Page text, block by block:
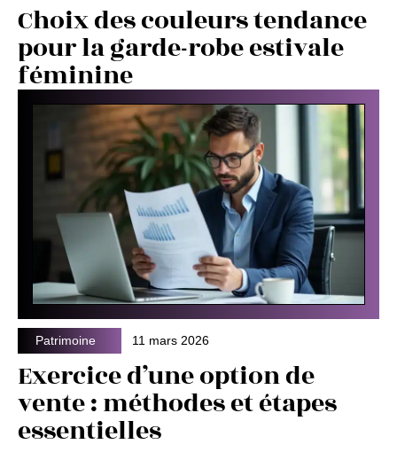
Choix des couleurs tendance
pour la garde-robe estivale
féminine
Patrimoine 11 mars 2026
Exercice d’une option de
vente : méthodes et étapes
essentielles